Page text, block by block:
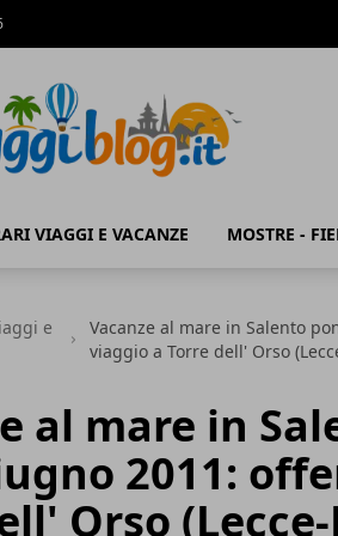
VIAGGI E VACANZE MOSTRE -
e
Vacanze al mare in Salento
viaggio a Torre dell' Orso
al mare in
2011:
Orso